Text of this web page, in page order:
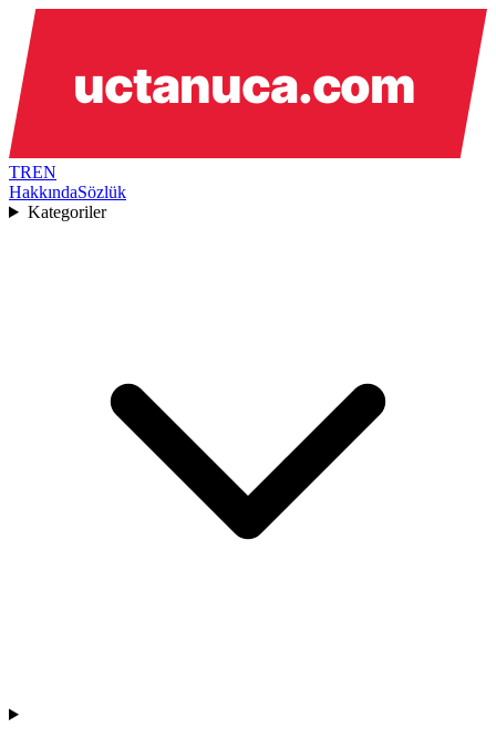
TREN
HakkındaSözlük
Kategoriler